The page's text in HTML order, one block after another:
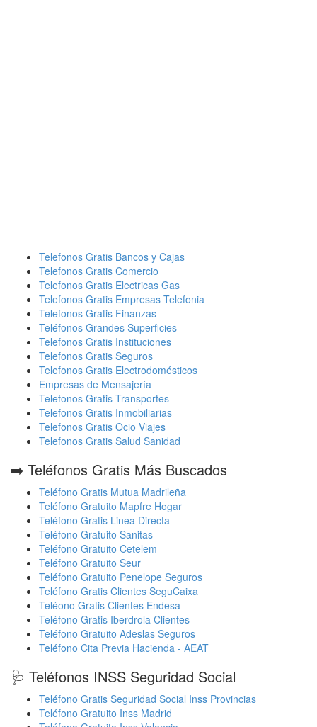
Telefonos Gratis Bancos y Cajas
Telefonos Gratis Comercio
Telefonos Gratis Electricas Gas
Telefonos Gratis Empresas Telefonia
Telefonos Gratis Finanzas
Teléfonos Grandes Superficies
Telefonos Gratis Instituciones
Telefonos Gratis Seguros
Telefonos Gratis Electrodomésticos
Empresas de Mensajería
Telefonos Gratis Transportes
Telefonos Gratis Inmobiliarias
Telefonos Gratis Ocio Viajes
Telefonos Gratis Salud Sanidad
➡️ Teléfonos Gratis Más Buscados
Teléfono Gratis Mutua Madrileña
Teléfono Gratuito Mapfre Hogar
Teléfono Gratis Linea Directa
Teléfono Gratuito Sanitas
Teléfono Gratuito Cetelem
Teléfono Gratuito Seur
Teléfono Gratuito Penelope Seguros
Teléfono Gratis Clientes SeguCaixa
Teléono Gratis Clientes Endesa
Teléfono Gratis Iberdrola Clientes
Teléfono Gratuito Adeslas Seguros
Teléfono Cita Previa Hacienda - AEAT
🩺 Teléfonos INSS Seguridad Social
Teléfono Gratis Seguridad Social Inss Provincias
Teléfono Gratuito Inss Madrid